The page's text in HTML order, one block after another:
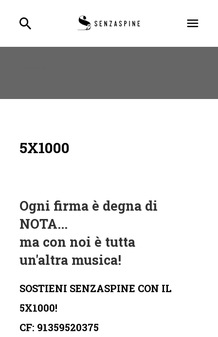
5X1000
Ogni firma è degna di
NOTA...
ma con noi è tutta
un'altra musica!
SOSTIENI SENZASPINE CON IL
5X1000!
CF: 91359520375